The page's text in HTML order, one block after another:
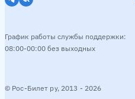
© Рос-Билет ру, 2013 - 2026
График работы службы поддержки:
08:00-00:00 без выходных